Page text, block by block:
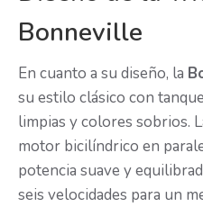
Bonneville
En cuanto a su diseño, la
su estilo clásico con
limpias y colores sobrios.
motor bicilíndrico en
potencia suave y
seis velocidades para un